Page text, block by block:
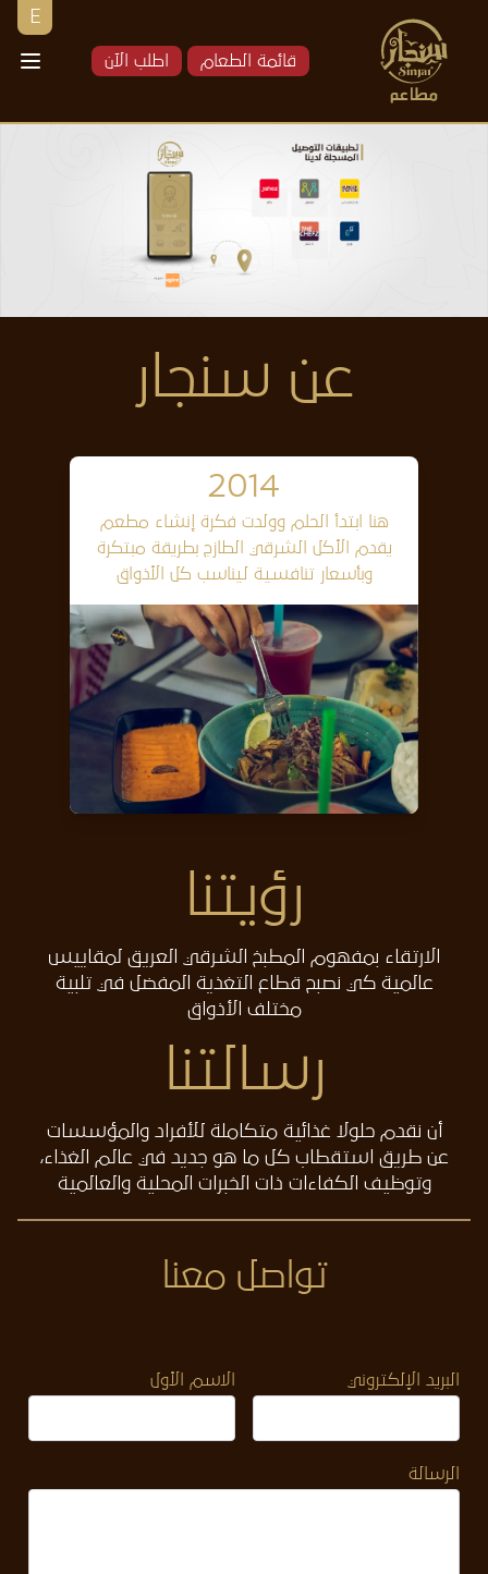
E
اطلب الآن قائمة الطعام
عن سنجار
2014
هنا ابتدأ الحلم وولدت فكرة إنشاء مطعم
يقدم الأكل الشرقي الطازج بطريقة مبتكرة
وبأسعار تنافسية ليناسب كل الأذواق
رؤيتنا
الارتقاء بمفهوم المطبخ الشرقي العريق لمقاييس
عالمية كي نصبح قطاع التغذية المفضل في تلبية
مختلف الأذواق
رسالتنا
أن نقدم حلولا غذائية متكاملة للأفراد والمؤسسات
عن طريق استقطاب كل ما هو جديد في عالم الغذاء،
وتوظيف الكفاءات ذات الخبرات المحلية والعالمية
تواصل معنا
الاسم الأول البريد الإلكتروني
الرسالة